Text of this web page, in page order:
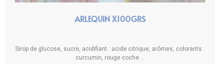
ARLEQUIN X100GRS
Sirop de glucose, sucre, acidifiant : acide citrique, arômes, colorants :
curcumin, rouge coche ...